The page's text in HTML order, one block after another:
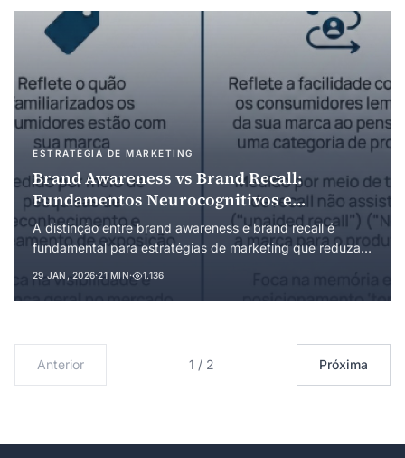
Introduz o conceito de público-ideal como distinção
analítica do público-alvo convencional e reconceituou o
marketing como infraestrutura de coordenação que
ESTRATÉGIA DE MARKETING
Brand Awareness vs Brand Recall:
Fundamentos Neurocognitivos e
Implicações Estratégicas para Redução de
Custos de Transação
A distinção entre brand awareness e brand recall é
fundamental para estratégias de marketing que reduzam
29 JAN, 2026·21 MIN· 1.136
Anterior 1 / 2 Próxima